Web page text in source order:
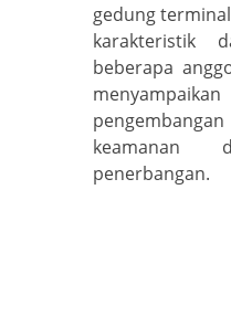
gedung
karakteristik
beberapa
keamanan
penerbangan.